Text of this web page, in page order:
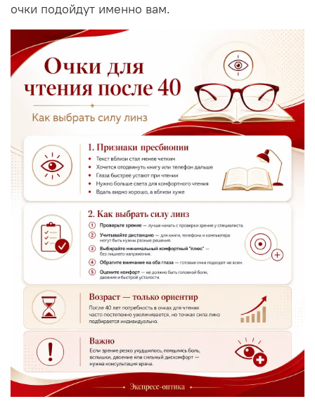
очки подойдут именно вам.